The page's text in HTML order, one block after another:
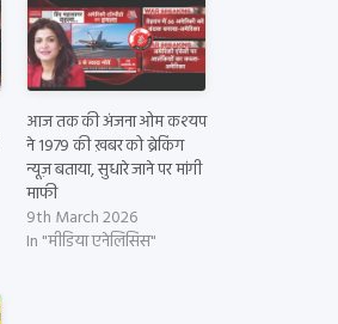
आज तक की अंजना ओम कश्यप
ने 1979 की ख़बर को ब्रेकिंग
न्यूज़ बताया, सुधारे जाने पर मांगी
माफी
9th March 2026
In "मीडिया एनेलिसिस"